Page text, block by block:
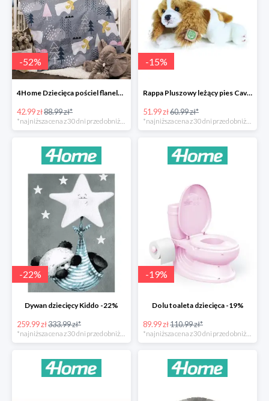
-52%
4Home Dziecięca pościel flanelowa do łóżeczka Nordic Bear -52%
42.99 zł88.99 zł*
-15%
Rappa Pluszowy leżący pies Cavalier King Charles Spaniel -15%
51.99 zł60.99 zł*
-22%
Dywan dziecięcy Kiddo -22%
259.99 zł333.99 zł*
*najniższa cena z 30 dni przed obniżką
-19%
Dolu toaleta dziecięca -19%
89.99 zł110.99 zł*
*najniższa cena z 30 dni przed obniżką